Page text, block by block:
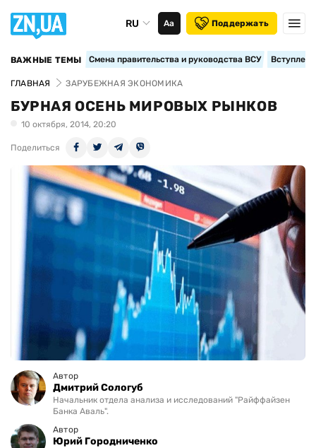
RU Аа Поддержать
ВАЖНЫЕ ТЕМЫ Смена правительства и руководства ВСУ
ГЛАВНАЯ ЗАРУБЕЖНАЯ ЭКОНОМИКА
БУРНАЯ ОСЕНЬ МИРОВЫХ РЫНКОВ
10 октября, 2014, 20:20
Поделиться
Автор
Дмитрий Сологуб
Начальник отдела анализа и исследований "Райффайзен
Банка Аваль".
Автор
Юрий Городниченко